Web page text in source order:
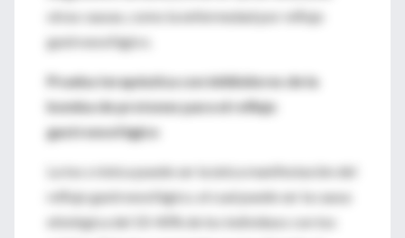
otras causas, como la enfermedad por reflujo
gastroesofágico.
Prueba terapéutica con inhibidores de la
bomba de protones para el reflujo
gastroesofágico
La tos crónica puede ser la única manifestación del
reflujo gastroesofágico, el cual puede ser la causa
etiológica del 10-40% de los individuos con tos